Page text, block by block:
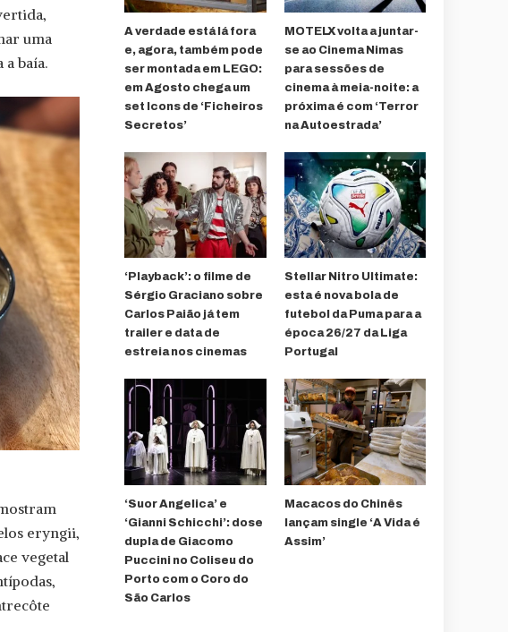
uma
baía.
eryngii,
vegetal
A verdade está lá fora
e, agora, também pode
ser montada em LEGO:
em Agosto chega um
set Icons de ‘Ficheiros
Secretos’
MOTELX volta a juntar-
se ao Cinema Nimas
para sessões de
cinema à meia-noite: a
próxima é com ‘Terror
na Autoestrada’
‘Playback’: o filme de
Sérgio Graciano sobre
Carlos Paião já tem
trailer e data de
estreia nos cinemas
Stellar Nitro Ultimate:
esta é nova bola de
futebol da Puma para a
época 26/27 da Liga
Portugal
‘Suor Angelica’ e
‘Gianni Schicchi’: dose
dupla de Giacomo
Puccini no Coliseu do
Porto com o Coro do
São Carlos
Macacos do Chinês
lançam single ‘A Vida é
Assim’